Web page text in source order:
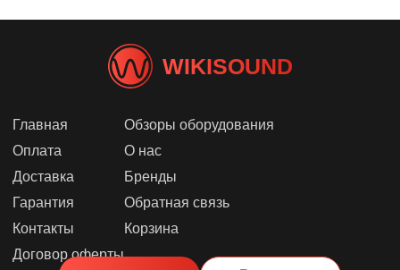
WIKISOUND
Главная
Оплата
Доставка
Гарантия
Контакты
Договор оферты
Обзоры оборудования
О нас
Бренды
Обратная связь
Корзина